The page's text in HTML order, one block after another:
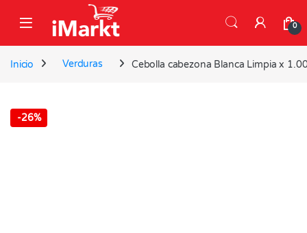
0
Inicio Verduras Cebolla cabezona Blanca Limpia x
-26%